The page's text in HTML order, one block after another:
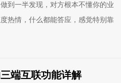
到一半发现，对方根本不懂你的业
热情，什么都能答应，感觉特别靠
端互联功能详解